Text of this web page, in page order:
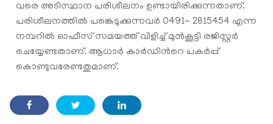
വരെ അടിസ്ഥാന പരിശീലനം ഉണ്ടായിരിക്കുന്നതാണ്.
പരിശീലനത്തിൽ പങ്കെടുക്കുന്നവർ 0491- 2815454 എന്ന
നമ്പറിൽ ഓഫീസ് സമയത്ത് വിളിച്ച് മുൻകൂട്ടി രജിസ്റ്റർ
ചെയ്യേണ്ടതാണ്. ആധാർ കാർഡിൻറെ പകർപ്പ്
കൊണ്ടുവരേണ്ടതുമാണ്.